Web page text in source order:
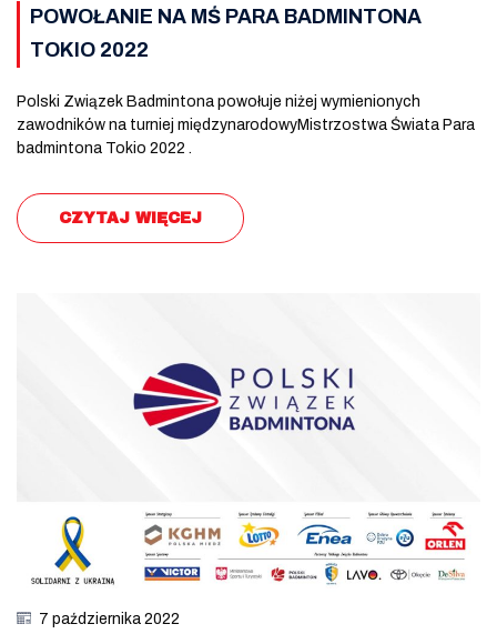
POWOŁANIE NA MŚ PARA BADMINTONA
TOKIO 2022
Polski Związek Badmintona powołuje niżej wymienionych
zawodników na turniej międzynarodowyMistrzostwa Świata Para
badmintona Tokio 2022 .
CZYTAJ WIĘCEJ
7 października 2022